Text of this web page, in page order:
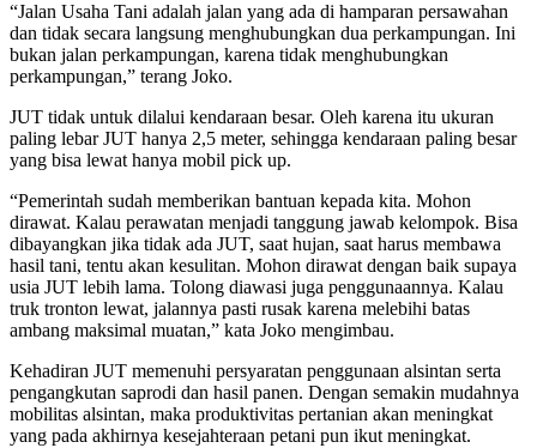
“Jalan Usaha Tani adalah jalan yang ada di hamparan persawahan
dan tidak secara langsung menghubungkan dua perkampungan. Ini
bukan jalan perkampungan, karena tidak menghubungkan
perkampungan,” terang Joko.
JUT tidak untuk dilalui kendaraan besar. Oleh karena itu ukuran
paling lebar JUT hanya 2,5 meter, sehingga kendaraan paling besar
yang bisa lewat hanya mobil pick up.
“Pemerintah sudah memberikan bantuan kepada kita. Mohon
dirawat. Kalau perawatan menjadi tanggung jawab kelompok. Bisa
dibayangkan jika tidak ada JUT, saat hujan, saat harus membawa
hasil tani, tentu akan kesulitan. Mohon dirawat dengan baik supaya
usia JUT lebih lama. Tolong diawasi juga penggunaannya. Kalau
truk tronton lewat, jalannya pasti rusak karena melebihi batas
ambang maksimal muatan,” kata Joko mengimbau.
Kehadiran JUT memenuhi persyaratan penggunaan alsintan serta
pengangkutan saprodi dan hasil panen. Dengan semakin mudahnya
mobilitas alsintan, maka produktivitas pertanian akan meningkat
yang pada akhirnya kesejahteraan petani pun ikut meningkat.